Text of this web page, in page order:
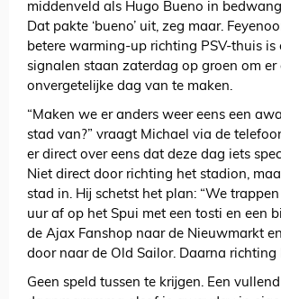
middenveld als Hugo Bueno in
Dat pakte ‘bueno’ uit, zeg maar.
betere warming-up richting PSV-thuis is
signalen staan zaterdag op groen om er
onvergetelijke dag van te maken.
“Maken we er anders weer eens een
stad van?” vraagt Michael via de
er direct over eens dat deze dag iets
Niet direct door richting het stadion,
stad in. Hij schetst het plan: “We
uur af op het Spui met een tosti en een
de Ajax Fanshop naar de Nieuwmarkt
door naar de Old Sailor. Daarna richting
Geen speld tussen te krijgen. Een vullend